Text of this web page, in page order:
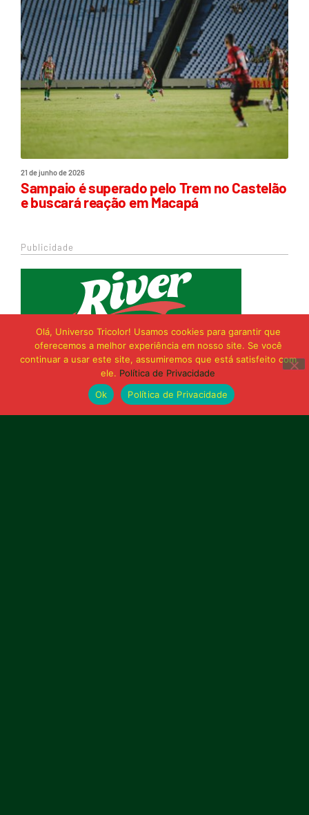
21 de junho de 2026
Sampaio é superado pelo Trem no Castelão
e buscará reação em Macapá
Publicidade
Olá, Universo Tricolor! Usamos cookies para garantir que
oferecemos a melhor experiência em nosso site. Se você
continuar a usar este site, assumiremos que está satisfeito com
ele. Política de Privacidade
Ok
Política de Privacidade